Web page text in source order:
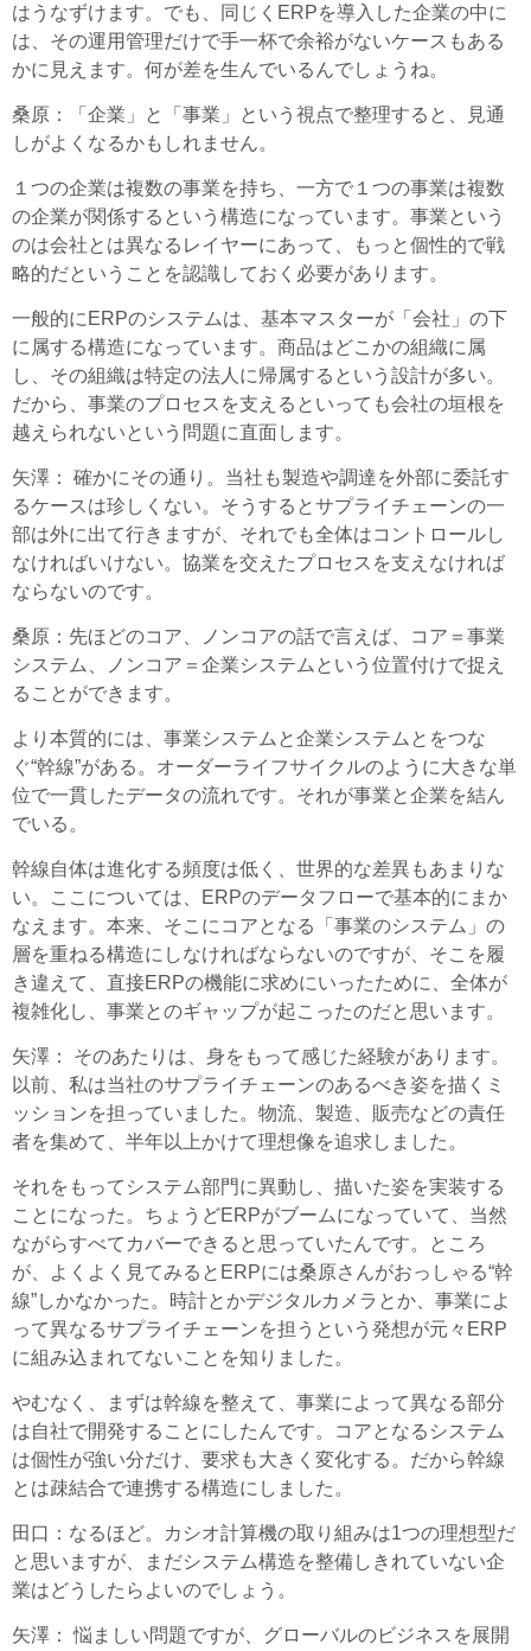
はうなずけます。でも、同じくERPを導入した企業の中に
は、その運用管理だけで手一杯で余裕がないケースもある
かに見えます。何が差を生んでいるんでしょうね。
桑原 ：「企業」と「事業」という視点で整理すると、見通
しがよくなるかもしれません。
１つの企業は複数の事業を持ち、一方で１つの事業は複数
の企業が関係するという構造になっています。事業という
のは会社とは異なるレイヤーにあって、もっと個性的で戦
略的だということを認識しておく必要があります。
一般的にERPのシステムは、基本マスターが「会社」の下
に属する構造になっています。商品はどこかの組織に属
し、その組織は特定の法人に帰属するという設計が多い。
だから、事業のプロセスを支えるといっても会社の垣根を
越えられないという問題に直面します。
矢澤 ： 確かにその通り。当社も製造や調達を外部に委託す
るケースは珍しくない。そうするとサプライチェーンの一
部は外に出て行きますが、それでも全体はコントロールし
なければいけない。協業を交えたプロセスを支えなければ
ならないのです。
桑原 ：先ほどのコア、ノンコアの話で言えば、コア＝事業
システム、ノンコア＝企業システムという位置付けで捉え
ることができます。
より本質的には、事業システムと企業システムとをつな
ぐ“幹線”がある。オーダーライフサイクルのように大きな単
位で一貫したデータの流れです。それが事業と企業を結ん
でいる。
幹線自体は進化する頻度は低く、世界的な差異もあまりな
い。ここについては、ERPのデータフローで基本的にまか
なえます。本来、そこにコアとなる「事業のシステム」の
層を重ねる構造にしなければならないのですが、そこを履
き違えて、直接ERPの機能に求めにいったために、全体が
複雑化し、事業とのギャップが起こったのだと思います。
矢澤 ： そのあたりは、身をもって感じた経験があります。
以前、私は当社のサプライチェーンのあるべき姿を描くミ
ッションを担っていました。物流、製造、販売などの責任
者を集めて、半年以上かけて理想像を追求しました。
それをもってシステム部門に異動し、描いた姿を実装する
ことになった。ちょうどERPがブームになっていて、当然
ながらすべてカバーできると思っていたんです。ところ
が、よくよく見てみるとERPには桑原さんがおっしゃる“幹
線”しかなかった。時計とかデジタルカメラとか、事業によ
って異なるサプライチェーンを担うという発想が元々ERP
に組み込まれてないことを知りました。
やむなく、まずは幹線を整えて、事業によって異なる部分
は自社で開発することにしたんです。コアとなるシステム
は個性が強い分だけ、要求も大きく変化する。だから幹線
とは疎結合で連携する構造にしました。
田口 ：なるほど。カシオ計算機の取り組みは1つの理想型だ
と思いますが、まだシステム構造を整備しきれていない企
業はどうしたらよいのでしょう。
矢澤 ： 悩ましい問題ですが、グローバルのビジネスを展開